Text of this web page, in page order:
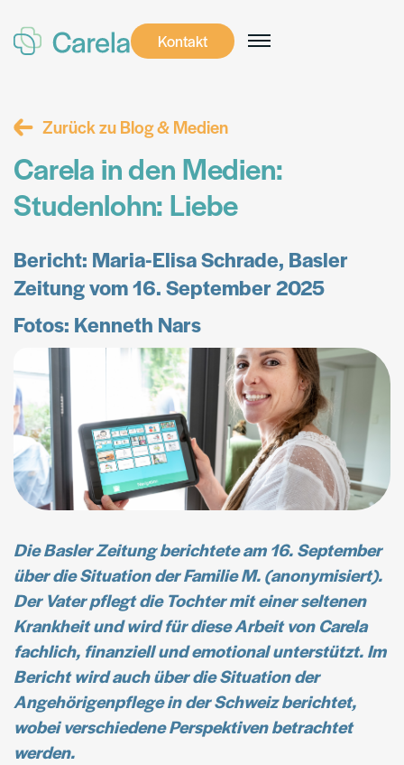
Kontakt
Kontakt
Zurück zu Blog & Medien
Carela in den Medien:
Studenlohn: Liebe
Bericht: Maria-Elisa Schrade, Basler
Zeitung vom 16. September 2025
Fotos: Kenneth Nars
Die Basler Zeitung berichtete am 16. September
über die Situation der Familie M. (anonymisiert).
Der Vater pflegt die Tochter mit einer seltenen
Krankheit und wird für diese Arbeit von Carela
fachlich, finanziell und emotional unterstützt. Im
Bericht wird auch über die Situation der
Angehörigenpflege in der Schweiz berichtet,
wobei verschiedene Perspektiven betrachtet
werden.